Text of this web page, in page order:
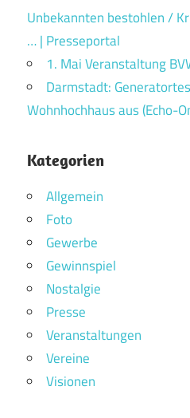
Unbekannten bestohlen /
… | Presseportal
1. Mai Veranstaltung
Darmstadt:
Wohnhochhaus aus (Echo-
Kategorien
Allgemein
Foto
Gewerbe
Gewinnspiel
Nostalgie
Presse
Veranstaltungen
Vereine
Visionen